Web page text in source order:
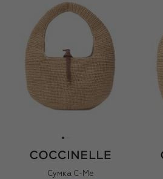
Сумка C-Me